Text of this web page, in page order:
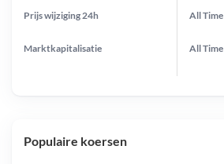
Prijs wijziging 24h
Marktkapitalisatie
All Time
All Time
Populaire koersen